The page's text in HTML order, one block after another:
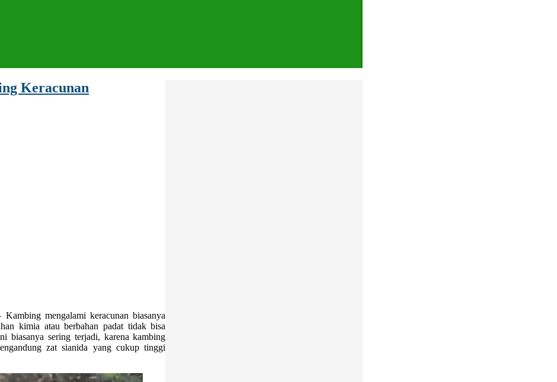
Keracunan
Kambing mengalami keracunan biasanya
kimia atau berbahan padat tidak bisa
biasanya sering terjadi, karena kambing
zat sianida yang cukup tinggi